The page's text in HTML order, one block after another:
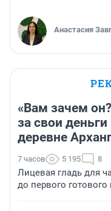
Анастасия
«Вам зачем
за свои
деревне
7 часов 5 195 8
Лицевая гладь для
до первого готового